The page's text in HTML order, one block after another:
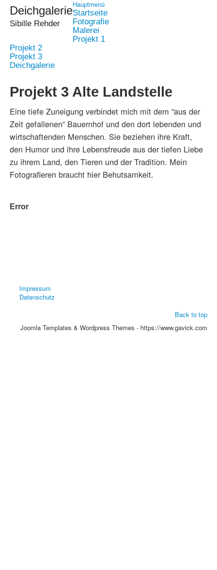
Deichgalerie
Sibille Rehder
Hauptmenü
Startseite
Fotografie
Malerei
Projekt 1
Projekt 2
Projekt 3
Deichgalerie
Projekt 3 Alte Landstelle
Eine tiefe Zuneigung verbindet mich mit dem “aus der
Zeit gefallenen“ Bauernhof und den dort lebenden und
wirtschaftenden Menschen. Sie beziehen ihre Kraft,
den Humor und ihre Lebensfreude aus der tiefen Liebe
zu ihrem Land, den Tieren und der Tradition. Mein
Fotografieren braucht hier Behutsamkeit.
Error
Impressum
Datenschutz
Back to top
Joomla Templates & Wordpress Themes - https://www.gavick.com